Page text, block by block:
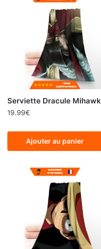
Serviette Dracule Mihawk
19.99€
Ajouter au panier